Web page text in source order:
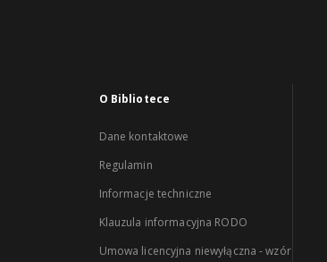
O Bibliotece
Dane kontaktowe
Regulamin
Informacje techniczne
Klauzula informacyjna RODO
Umowa licencyjna niewyłączna - wzór